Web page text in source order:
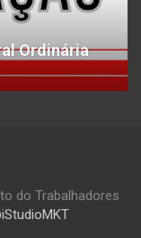
Ordinária
do Trabalhadores